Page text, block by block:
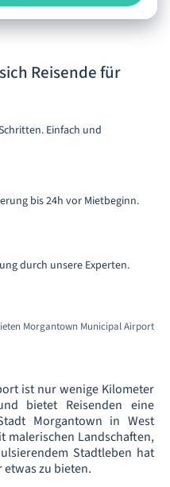
Reisende für
Einfach und
bis 24h vor Mietbeginn.
durch unsere Experten.
Morgantown Municipal Airport
ist nur wenige Kilometer
bietet Reisenden eine
Morgantown in West
malerischen Landschaften,
Stadtleben hat
zu bieten.